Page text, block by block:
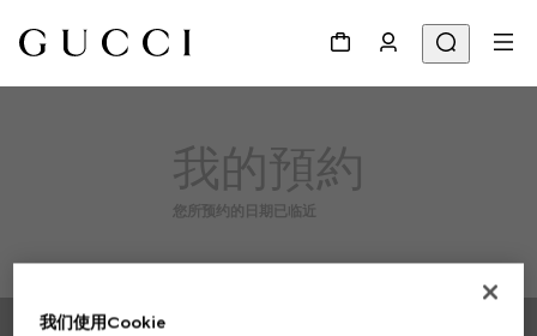
我的預約
您所预约的日期已临近
Footer
我们使用Cookie